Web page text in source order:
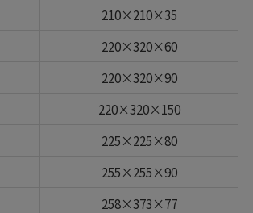
210×210×35
220×320×60
220×320×90
220×320×150
225×225×80
255×255×90
258×373×77